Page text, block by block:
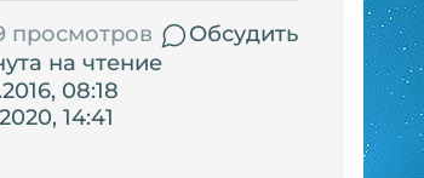
просмотров
Обсудить
на чтение
08:18
14:41